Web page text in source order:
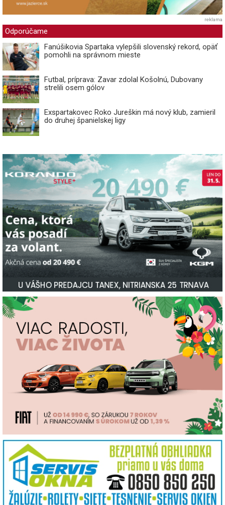
reklama
Odporúčame
Fanúšikovia Spartaka vylepšili slovenský rekord, opäť
pomohli na správnom mieste
Futbal, príprava: Zavar zdolal Košolnú, Dubovany
strelili osem gólov
Exspartakovec Roko Jureškin má nový klub, zamieril
do druhej španielskej ligy